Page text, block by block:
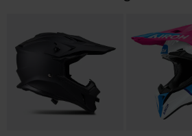
Kypärän paino
1150 g - 1300 g
Paketin mitat